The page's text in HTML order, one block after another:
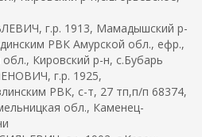
г.р. 1913, Мамадышский р-
РВК Амурской обл., ефр.,
Кировский р-н, с.Бубарь
г.р. 1925,
РВК, с-т, 27 тп,п/п 68374,
обл., Каменец-